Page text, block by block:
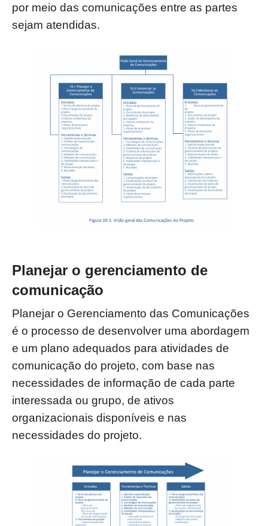
por meio das comunicações entre as partes
sejam atendidas.
Planejar o gerenciamento de
comunicação
Planejar o Gerenciamento das Comunicações
é o processo de desenvolver uma abordagem
e um plano adequados para atividades de
comunicação do projeto, com base nas
necessidades de informação de cada parte
interessada ou grupo, de ativos
organizacionais disponíveis e nas
necessidades do projeto.